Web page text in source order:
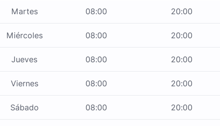
Martes 08:00 20:00
Miércoles 08:00 20:00
Jueves 08:00 20:00
Viernes 08:00 20:00
Sábado 08:00 20:00